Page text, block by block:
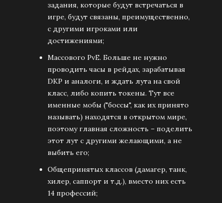
задания, которые будут встречаться в
игре, будут связаны, преимущественно,
с другими игроками или
достижениями;
Массового PvE. Больше не нужно
проводить часы в рейдах, зарабатывая
DKP и аналоги, и ждать лута на свой
класс, либо копить токены. Тут все
именные мобы ("боссы", как их принято
называть) находятся в открытом мире,
поэтому главная сложность – поделить
этот лут с другими желающими, а не
выбить его;
Общепринятых классов (дамагер, танк,
хилер, саппорт и т.д.), вместо них есть
14 профессий;